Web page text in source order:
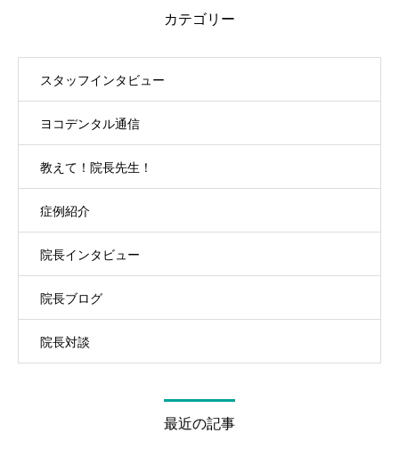
カテゴリー
スタッフインタビュー
ヨコデンタル通信
教えて！院長先生！
症例紹介
院長インタビュー
院長ブログ
院長対談
最近の記事